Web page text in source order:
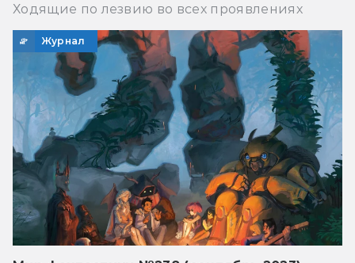
Ходящие по лезвию во всех проявлениях
Журнал